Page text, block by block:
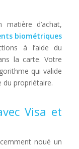
d’achat,
biométriques
à l’aide du
la carte. Votre
qui valide
du propriétaire.
Visa et
noué un